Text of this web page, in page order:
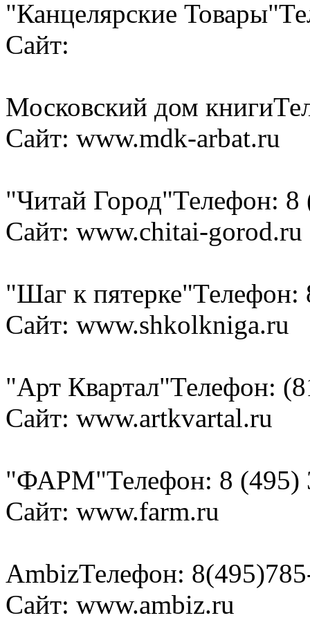
"Канцелярские Товары"
Сайт:
Московский дом книги
Сайт: www.mdk-arbat.ru
"Читай Город"Телефон: 8
Сайт: www.chitai-gorod.ru
"Шаг к пятерке"Телефон:
Сайт: www.shkolkniga.ru
"Арт Квартал"Телефон:
Сайт: www.artkvartal.ru
"ФАРМ"Телефон: 8 (495)
Сайт: www.farm.ru
AmbizТелефон:
Сайт: www.ambiz.ru